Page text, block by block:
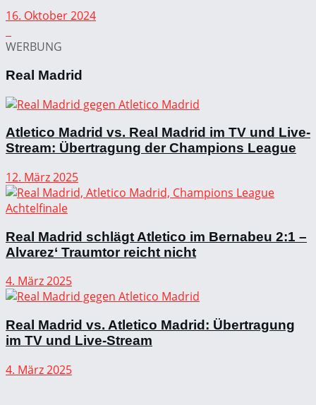
16. Oktober 2024
WERBUNG
Real Madrid
Atletico Madrid vs. Real Madrid im TV und Live-
Stream: Übertragung der Champions League
12. März 2025
Real Madrid schlägt Atletico im Bernabeu 2:1 –
Alvarez‘ Traumtor reicht nicht
4. März 2025
Real Madrid vs. Atletico Madrid: Übertragung
im TV und Live-Stream
4. März 2025